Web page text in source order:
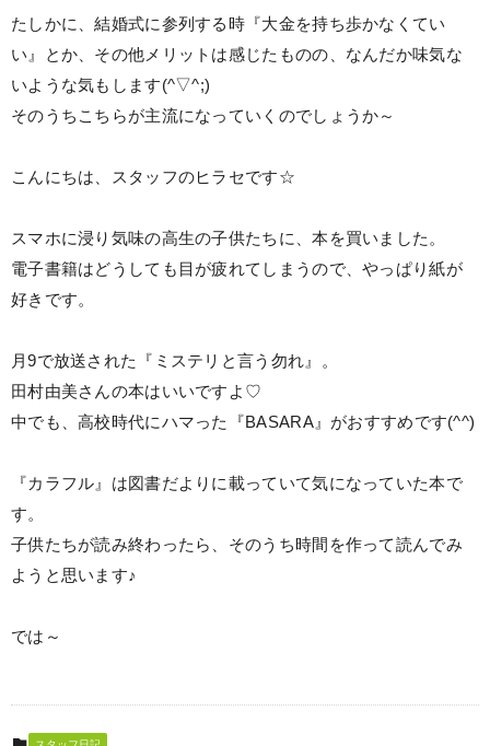
たしかに、結婚式に参列する時『大金を持ち歩かなくてい
い』とか、その他メリットは感じたものの、なんだか味気な
いような気もします(^▽^;)
そのうちこちらが主流になっていくのでしょうか～
こんにちは、スタッフのヒラセです☆
スマホに浸り気味の高生の子供たちに、本を買いました。
電子書籍はどうしても目が疲れてしまうので、やっぱり紙が
好きです。
月9で放送された『ミステリと言う勿れ』。
田村由美さんの本はいいですよ♡
中でも、高校時代にハマった『BASARA』がおすすめです(^^)
『カラフル』は図書だよりに載っていて気になっていた本で
す。
子供たちが読み終わったら、そのうち時間を作って読んでみ
ようと思います♪
では～